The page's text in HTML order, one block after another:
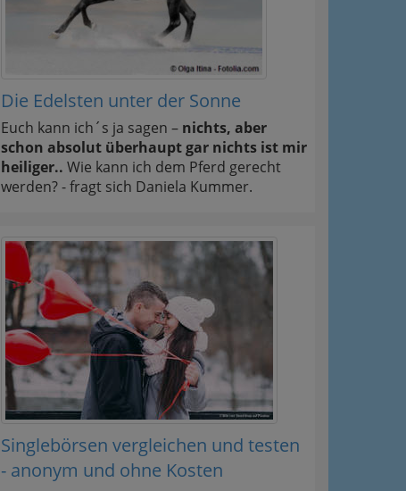
Die Edelsten unter der Sonne
Euch kann ich´s ja sagen – nichts, aber
schon absolut überhaupt gar nichts ist mir
heiliger.. Wie kann ich dem Pferd gerecht
werden? - fragt sich Daniela Kummer.
Singlebörsen vergleichen und testen
- anonym und ohne Kosten